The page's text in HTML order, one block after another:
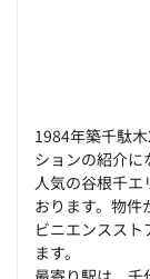
1984年築千駄
ションの紹介に
人気の谷根千エ
おります。物件
ビニエンスス
ます。